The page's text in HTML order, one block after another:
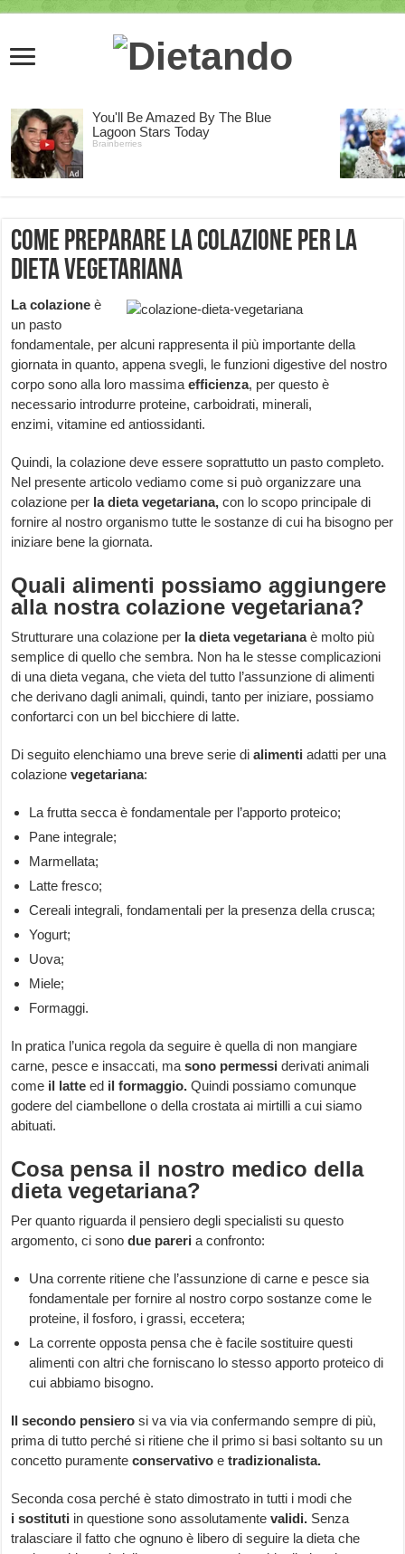
Come preparare la colazione per la
dieta vegetariana
La colazione è
un pasto
fondamentale, per alcuni rappresenta il più importante della
giornata in quanto, appena svegli, le funzioni digestive del nostro
corpo sono alla loro massimaefficienza, per questo è
necessario introdurre proteine, carboidrati, minerali,
enzimi, vitamine ed antiossidanti.
Quindi, la colazione deve essere soprattutto un pasto completo.
Nel presente articolo vediamo come si può organizzare una
colazione per la dieta vegetariana, con lo scopo principale di
fornire al nostro organismo tutte le sostanze di cui ha bisogno per
iniziare bene la giornata.
Quali alimenti possiamo aggiungere
alla nostra colazione vegetariana?
Strutturare una colazione per la dieta vegetarianaè molto più
semplice di quello che sembra. Non ha le stesse complicazioni
di una dieta vegana, che vieta del tutto l’assunzione di alimenti
che derivano dagli animali, quindi, tanto per iniziare, possiamo
confortarci con un bel bicchiere di latte.
Di seguito elenchiamo una breve serie dialimenti adatti per una
colazionevegetariana:
La frutta secca è fondamentale per l’apporto proteico;
Pane integrale;
Marmellata;
Latte fresco;
Cereali integrali, fondamentali per la presenza della crusca;
Yogurt;
Uova;
Miele;
Formaggi.
In pratica l’unica regola da seguire è quella di non mangiare
carne, pesce e insaccati, ma sono permessi derivati animali
come il latte ed il formaggio. Quindi possiamo comunque
godere del ciambellone o della crostata ai mirtilli a cui siamo
abituati.
Cosa pensa il nostro medico della
dieta vegetariana?
Per quanto riguarda il pensiero degli specialisti su questo
argomento, ci sonodue pareri a confronto:
Una corrente ritiene che l’assunzione di carne e pesce sia
fondamentale per fornire al nostro corpo sostanze come le
proteine, il fosforo, i grassi, eccetera;
La corrente opposta pensa che è facile sostituire questi
alimenti con altri che forniscano lo stesso apporto proteico di
cui abbiamo bisogno.
Il secondo pensiero si va via via confermando sempre di più,
prima di tutto perché si ritiene che il primo si basi soltanto su un
concetto puramenteconservativo etradizionalista.
Seconda cosa perché è stato dimostrato in tutti i modi che
i sostituti in questione sono assolutamentevalidi. Senza
tralasciare il fatto che ognuno è libero di seguire la dieta che